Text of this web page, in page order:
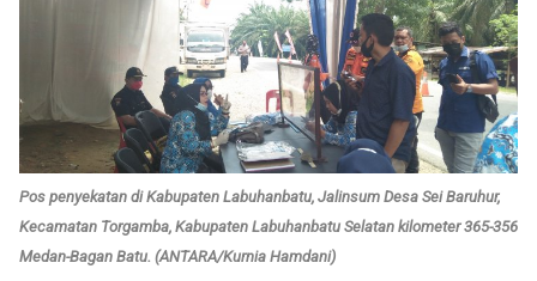
Pos penyekatan di Kabupaten Labuhanbatu, Jalinsum Desa Sei Baruhur,
Kecamatan Torgamba, Kabupaten Labuhanbatu Selatan kilometer 365-356
Medan-Bagan Batu. (ANTARA/Kurnia Hamdani)